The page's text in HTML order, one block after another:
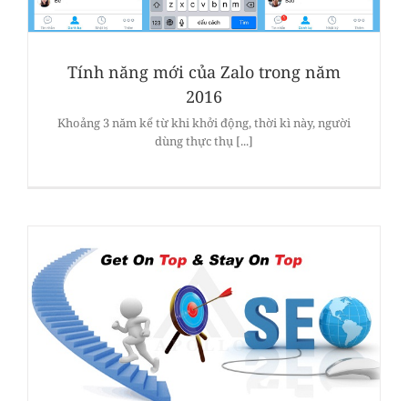
Tính năng mới của Zalo trong năm
2016
Khoảng 3 năm kể từ khi khởi động, thời kì này, người
dùng thực thụ [...]